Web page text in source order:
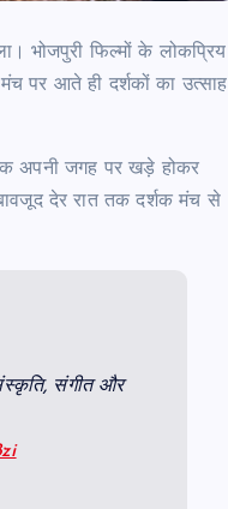
भोजपुरी फिल्मों के लोकप्रिय
पर आते ही दर्शकों का उत्साह
अपनी जगह पर खड़े होकर
देर रात तक दर्शक मंच से
संगीत और